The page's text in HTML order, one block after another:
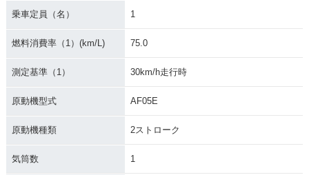
乗車定員（名） 1
燃料消費率（1）(km/L) 75.0
測定基準（1） 30km/h走行時
原動機型式 AF05E
原動機種類 2ストローク
気筒数 1